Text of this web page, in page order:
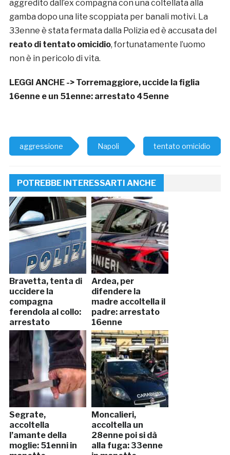
aggredito dall’ex compagna con una coltellata alla
gamba dopo una lite scoppiata per banali motivi. La
33enne è stata fermata dalla Polizia ed è accusata del
reato di tentato omicidio, fortunatamente l’uomo
non è in pericolo di vita.
LEGGI ANCHE -> Torremaggiore, uccide la figlia
16enne e un 51enne: arrestato 45enne
aggressione Napoli tentato omicidio
POTREBBE INTERESSARTI ANCHE
Bravetta, tenta di
uccidere la
compagna
ferendola al collo:
arrestato
Ardea, per
difendere la
madre accoltella il
padre: arrestato
16enne
Segrate,
accoltella
l’amante della
moglie: 51enni in
Moncalieri,
accoltella un
28enne poi si dà
alla fuga: 33enne